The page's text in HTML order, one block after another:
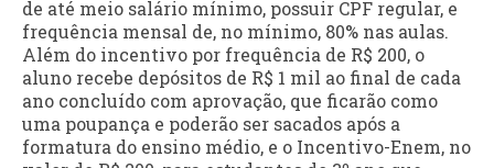
de até meio salário mínimo, possuir CPF regular, e
frequência mensal de, no mínimo, 80% nas aulas.
Além do incentivo por frequência de R$ 200, o
aluno recebe depósitos de R$ 1 mil ao final de cada
ano concluído com aprovação, que ficarão como
uma poupança e poderão ser sacados após a
formatura do ensino médio, e o Incentivo-Enem, no